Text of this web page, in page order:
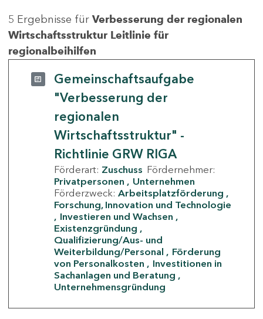
5 Ergebnisse für Verbesserung der regionalen
Wirtschaftsstruktur Leitlinie für
regionalbeihilfen
Gemeinschaftsaufgabe
"Verbesserung der
regionalen
Wirtschaftsstruktur" -
Richtlinie GRW RIGA
Förderart: Zuschuss Fördernehmer:
Privatpersonen
Unternehmen
Förderzweck: Arbeitsplatzförderung
Forschung, Innovation und Technologie
Investieren und Wachsen
Existenzgründung
Qualifizierung/Aus- und
Weiterbildung/Personal
Förderung
von Personalkosten
Investitionen in
Sachanlagen und Beratung
Unternehmensgründung